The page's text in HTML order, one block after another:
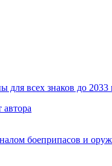
для всех знаков до 2033
боеприпасов и